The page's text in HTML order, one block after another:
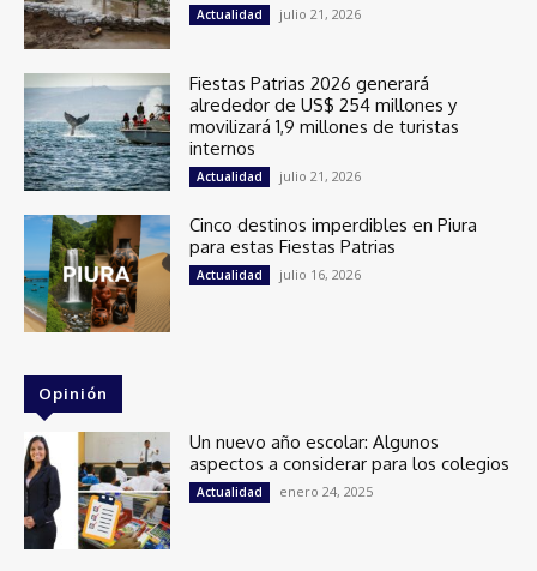
Actualidad julio 21, 2026
Fiestas Patrias 2026 generará
alrededor de US$ 254 millones y
movilizará 1,9 millones de turistas
internos
Actualidad julio 21, 2026
Cinco destinos imperdibles en Piura
para estas Fiestas Patrias
Actualidad julio 16, 2026
Opinión
Un nuevo año escolar: Algunos
aspectos a considerar para los colegios
Actualidad enero 24, 2025